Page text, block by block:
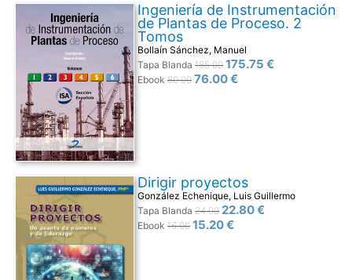
Ingeniería de Instrumentación
de Plantas de Proceso. 2
Tomos
Bollaín Sánchez, Manuel
Tapa Blanda 185.00 175.75 €
Ebook 80.00 76.00 €
Dirigir proyectos
González Echenique, Luis Guillermo
Tapa Blanda 24.00 22.80 €
Ebook 16.00 15.20 €